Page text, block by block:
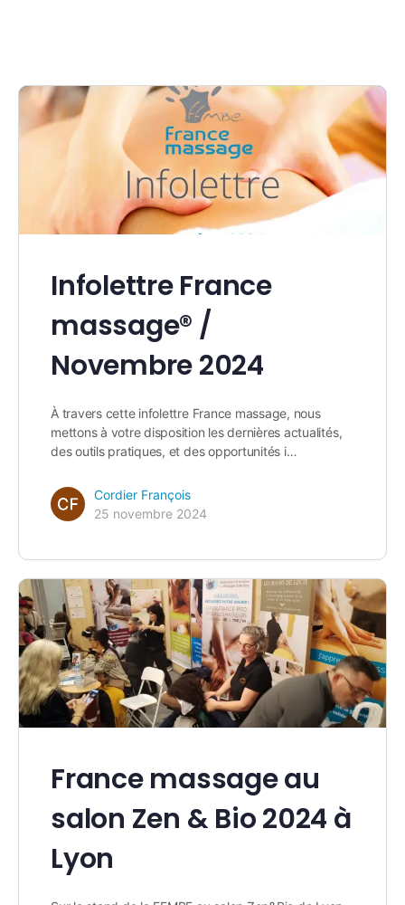
Infolettre France
massage® /
Novembre 2024
À travers cette infolettre France massage, nous
mettons à votre disposition les dernières actualités,
des outils pratiques, et des opportunités i…
Cordier François
25 novembre 2024
France massage au
salon Zen & Bio 2024 à
Lyon